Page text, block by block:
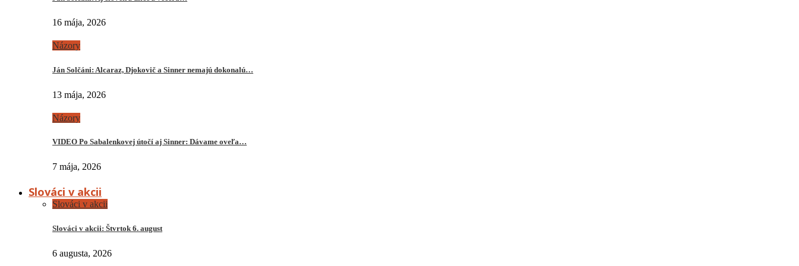
16 mája, 2026
Názory
Ján Solčáni: Alcaraz, Djokovič a Sinner nemajú dokonalú…
13 mája, 2026
Názory
VIDEO Po Sabalenkovej útočí aj Sinner: Dávame oveľa…
7 mája, 2026
Slováci v akcii
Slováci v akcii
Slováci v akcii: Štvrtok 6. august
6 augusta, 2026